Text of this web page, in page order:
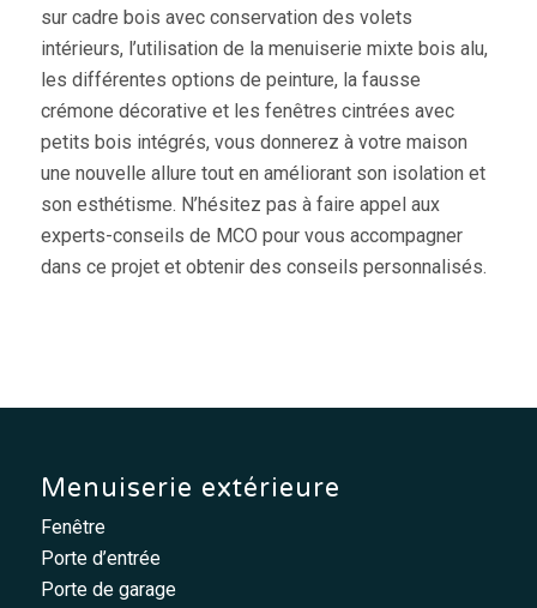
sur cadre bois avec conservation des volets
intérieurs, l’utilisation de la menuiserie mixte bois alu,
les différentes options de peinture, la fausse
crémone décorative et les fenêtres cintrées avec
petits bois intégrés, vous donnerez à votre maison
une nouvelle allure tout en améliorant son isolation et
son esthétisme. N’hésitez pas à faire appel aux
experts-conseils de MCO pour vous accompagner
dans ce projet et obtenir des conseils personnalisés.
Menuiserie extérieure
Fenêtre
Porte d’entrée
Porte de garage